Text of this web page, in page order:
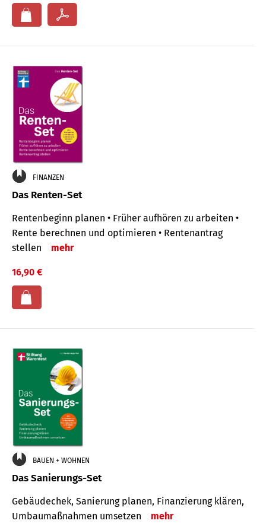
FINANZEN
Das Renten-Set
Rentenbeginn planen • Früher aufhören zu arbeiten •
Rente berechnen und optimieren • Rentenantrag
stellen
mehr
16,90 €
BAUEN + WOHNEN
Das Sanierungs-Set
Gebäudechek, Sanierung planen, Finanzierung klären,
Umbaumaßnahmen umsetzen
mehr